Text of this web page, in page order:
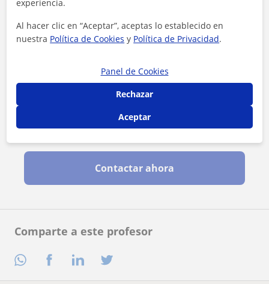
Comparte a este profesor
Contactar ahora
experiencia.
Al hacer clic en “Aceptar”, aceptas lo establecido en
nuestra Política de Cookies y Política de Privacidad.
Panel de Cookies
Rechazar
Aceptar